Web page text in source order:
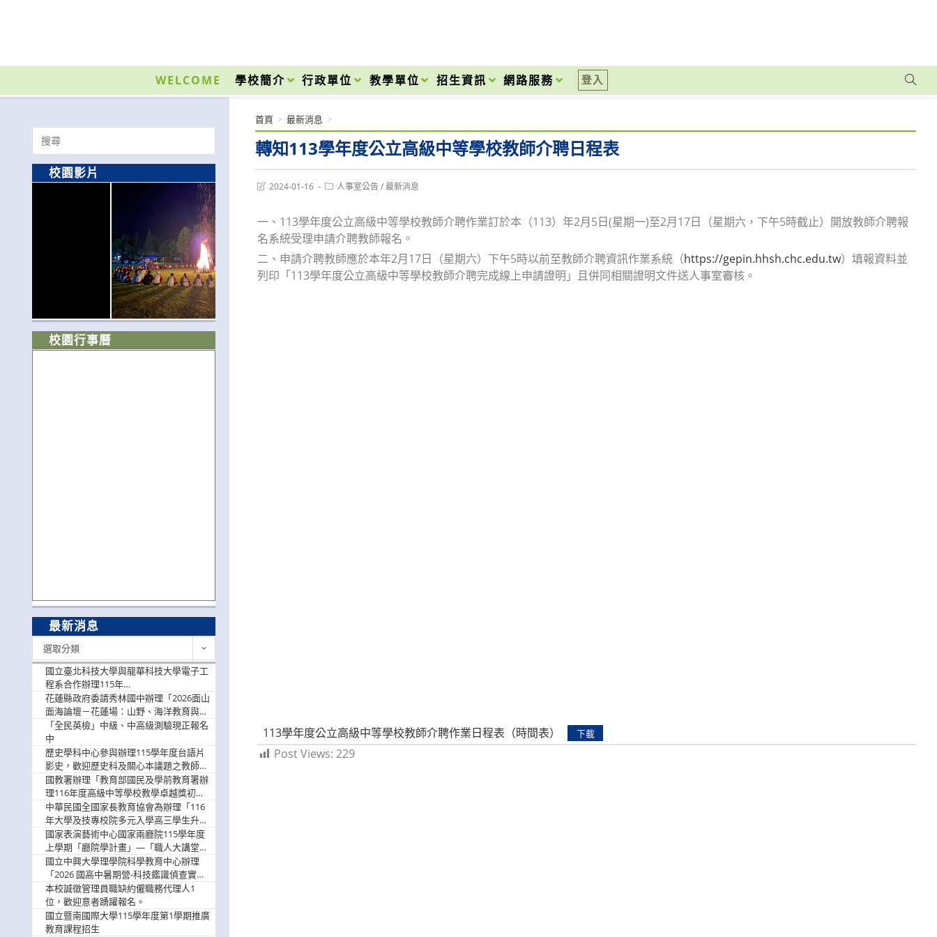
內
WELCOME 學校簡介 行政單位 教學單位 招生資訊 網路服務 登入
轉知113學年度公立高級中等學校教師介聘日程表
首頁 > 最新消息 >
Post2024-01-16
Post人事室公告 / 最新消息
一、113學年度公立高級中等學校教師介聘作業訂於本（113）年2月5日(星期一)至2月17日（星期六，下午5時截止）開放教師介聘報
名系統受理申請介聘教師報名。
二、申請介聘教師應於本年2月17日（星期六）下午5時以前至教師介聘資訊作業系統（https://gepin.hhsh.chc.edu.tw）填報資料並
列印「113學年度公立高級中等學校教師介聘完成線上申請證明」且併同相關證明文件送人事室審核。
113學年度公立高級中等學校教師介聘作業日程表（時間表） 下載
Post Views: 229
Search
for:
校園影片
校園行事曆
最新消息
選取分類
國立臺北科技大學與龍華科技大學電子工
程系合作辦理115年
「115.08.10~08.12「AI賦能應用於智慧半
導體研習營」，歡迎學生踴躍報名參加
花蓮縣政府委請秀林國中辦理「2026面山
面海論壇－花蓮場：山野、海洋教育與戶
外安全實務課程」，歡迎踴躍報名參加
「全民英檢」中級、中高級測驗現正報名
中
歷史學科中心參與辦理115學年度台語片
影史，歡迎歷史科及關心本議題之教師踴
躍報名參加
國教署辦理「教育部國民及學前教育署辦
理116年度高級中等學校教學卓越獎初選
實施計畫」，鼓勵教師踴躍報名
中華民國全國家長教育協會為辦理「116
年大學及技專校院多元入學高三學生升學
輔導家長說明會」
國家表演藝術中心國家兩廳院115學年度
上學期「廳院學計畫」—「職人大講堂」
及「一日體驗課程」，鼓勵踴躍報名參
與。
國立中興大學理學院科學教育中心辦理
「2026 國高中暑期營-科技鑑識偵查實戰
營」活動資訊，鼓勵學生踴躍報名參加。
本校誠徵管理員職缺約僱職務代理人1
位，歡迎意者踴躍報名。
國立暨南國際大學115學年度第1學期推廣
教育課程招生